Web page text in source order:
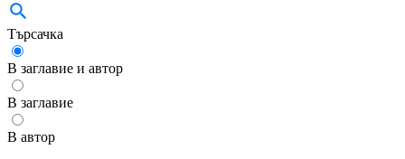
Търсачка
В заглавие и автор
В заглавие
В автор